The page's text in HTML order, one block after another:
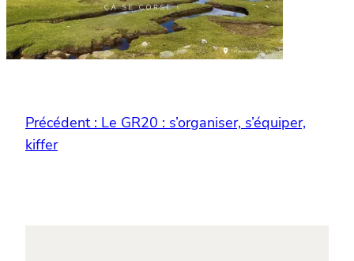
Précédent : Le GR20 : s’organiser, s’équiper,
kiffer